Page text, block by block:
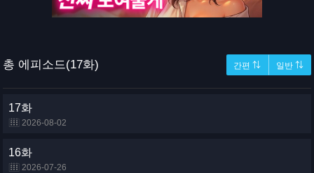
총 에피소드(17화) 간편 ⇅ 일반 ⇅
17화
2026-08-02
16화
2026-07-26